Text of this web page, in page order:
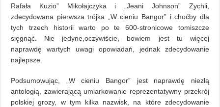
Rafała Kuzio” Mikołajczyka i „Jeani Johnson” Zychli,
zdecydowana pierwsza trójka „W cieniu Bangor” i choćby dla
tych trzech historii warto po te 600-stronicowe tomiszcze
sięgnąć. Nie jedyne,oczywiście, bowiem jest tu więcej
naprawdę wartych uwagi opowiadań, jednak zdecydowanie
najlepsze.
Podsumowując, „W cieniu Bangor” jest naprawdę niezłą
antologią, zawierającą umiarkowanie reprezentatywny przekrój
polskiej grozy, w tym kilka nazwisk, na które zdecydowanie